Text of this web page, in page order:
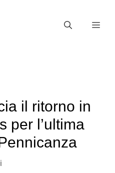
il ritorno in
per l’ultima